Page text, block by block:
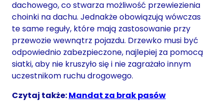
dachowego, co stwarza możliwość przewiezienia
choinki na dachu. Jednakże obowiązują wówczas
te same reguły, które mają zastosowanie przy
przewozie wewnątrz pojazdu. Drzewko musi być
odpowiednio zabezpieczone, najlepiej za pomocą
siatki, aby nie kruszyło się i nie zagrażało innym
uczestnikom ruchu drogowego.
Czytaj także:Mandat za brak pasów